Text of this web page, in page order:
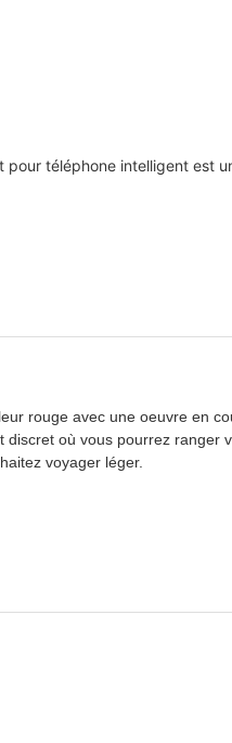
pour téléphone intelligent est
rouge avec une oeuvre en
discret où vous pourrez ranger
voyager léger.